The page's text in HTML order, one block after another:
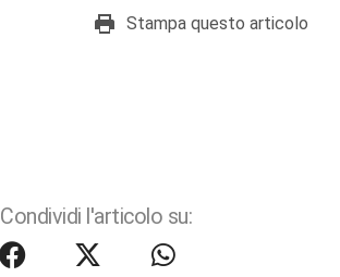
Stampa questo articolo
Condividi l'articolo su: